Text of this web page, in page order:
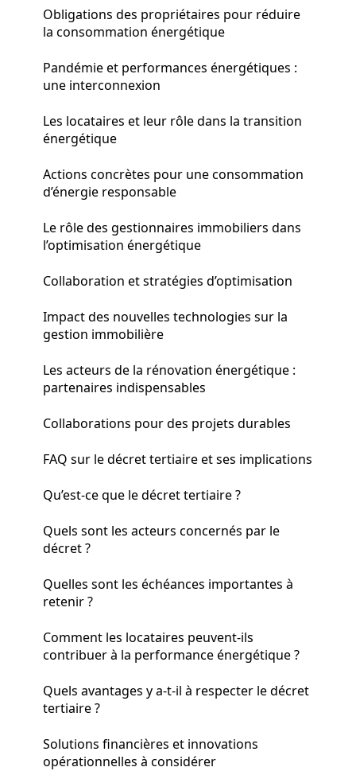
Obligations des propriétaires pour réduire
la consommation énergétique
Pandémie et performances énergétiques :
une interconnexion
Les locataires et leur rôle dans la transition
énergétique
Actions concrètes pour une consommation
d’énergie responsable
Le rôle des gestionnaires immobiliers dans
l’optimisation énergétique
Collaboration et stratégies d’optimisation
Impact des nouvelles technologies sur la
gestion immobilière
Les acteurs de la rénovation énergétique :
partenaires indispensables
Collaborations pour des projets durables
FAQ sur le décret tertiaire et ses implications
Qu’est-ce que le décret tertiaire ?
Quels sont les acteurs concernés par le
décret ?
Quelles sont les échéances importantes à
retenir ?
Comment les locataires peuvent-ils
contribuer à la performance énergétique ?
Quels avantages y a-t-il à respecter le décret
tertiaire ?
Solutions financières et innovations
opérationnelles à considérer